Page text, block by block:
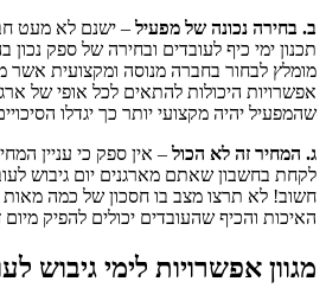
ב. בחירה נכונה של מפעיל – ישנם לא מעט
תכנון ימי כיף לעובדים ובחירה של ספק
מומלץ לבחור בחברה מנוסה ומקצועית אשר
אפשרויות היכולות להתאים לכל אופי של
שהמפעיל יהיה מקצועי יותר כך יגדלו
ג. המחיר זה לא הכול – אין ספק כי עניין
לקחת בחשבון שאתם מארגנים יום גיבוש
חשוב! לא תרצו מצב בו חסכון של כמה מאות
האיכות והכיף שהעובדים יכולים להפיק מיום
מגוון אפשרויות לימי גיבוש